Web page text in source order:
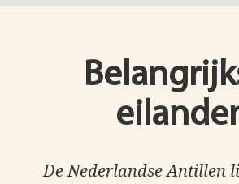
De Nederlandse Antillen